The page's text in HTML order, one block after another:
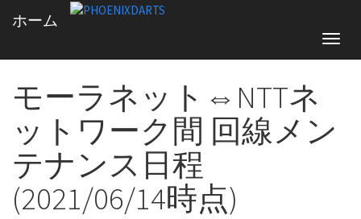
ホーム
2021年 6月
モーラネット⇔NTTネ
ットワーク間 回線メン
テナンス日程
(2021/06/14時点)